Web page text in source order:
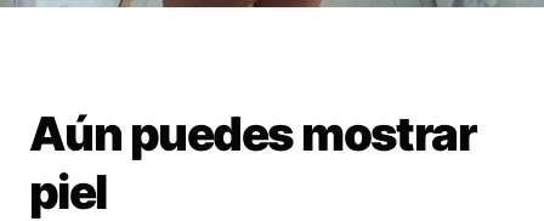
Aún puedes mostrar
piel